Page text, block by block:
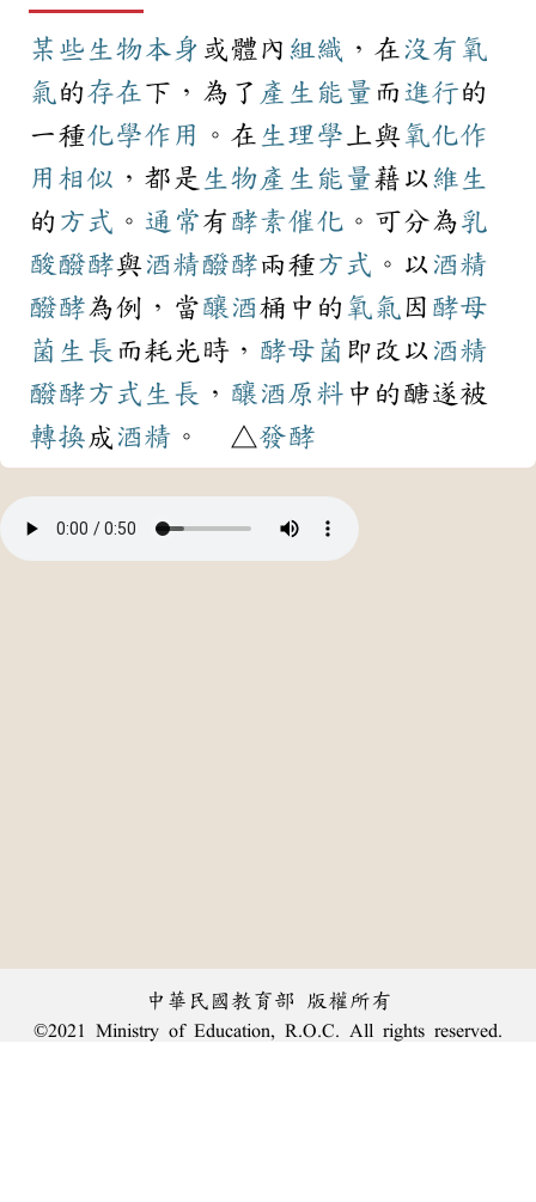
某些 生物本身 或體內 組織 ，在沒有 氧
氣 的存在下，為了 產生 能量 而 進行的
一種化學作用 。在 生理學 上與氧化作
用 相似 ，都是 生物 產生 能量藉以維生
的 方式 。 通常有 酵素催化 。可分為乳
酸 醱酵與酒精醱酵兩種方式 。以 酒精
醱酵為例，當釀酒桶中的 氧氣 因 酵母
菌 生長 而耗光時， 酵母菌 即改以 酒精
醱酵方式 生長 ， 釀酒 原料 中的醣遂被
轉換 成 酒精 。 △發酵
中華民國教育部 版權所有
©2021 Ministry of Education, R.O.C. All rights reserved.